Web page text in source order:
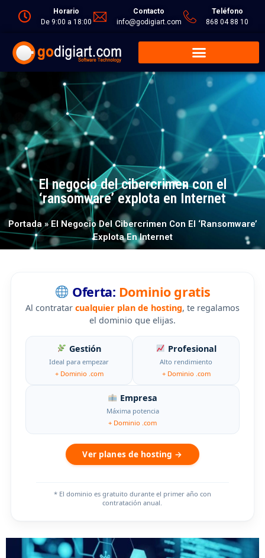
Horario
De 9:00 a 18:00
Contacto
info@godigiart.com
Teléfono
868 04 88 10
El negocio del cibercrimen con el
‘ransomware’ explota en Internet
Portada»El Negocio Del Cibercrimen Con El ‘ransomware’
Explota En Internet
Oferta: Dominio gratis
Al contratar cualquier plan de hosting, te regalamos
el dominio que elijas.
Gestión
Ideal para empezar
+ Dominio .com
Profesional
Alto rendimiento
+ Dominio .com
Empresa
Máxima potencia
+ Dominio .com
Ver planes de hosting →
* El dominio es gratuito durante el primer año con
contratación anual.